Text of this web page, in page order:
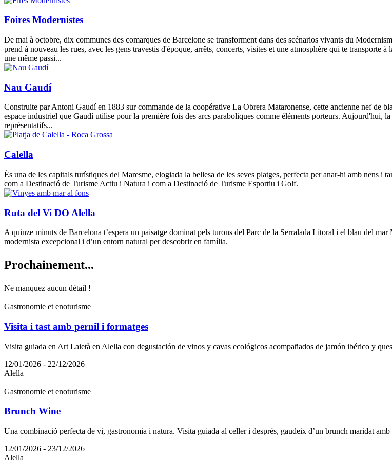
Foires Modernistes
De mai à octobre, dix communes des comarques de Barcelone se transforment dans des scénarios vivants du
prend à nouveau les rues, avec les gens travestis d'époque, arrêts, concerts, visites et une atmosphère qui te
une même passi...
Nau Gaudí
Construite par Antoni Gaudí en 1883 sur commande de la coopérative La Obrera Mataronense, cette ancienne nef de
espace industriel que Gaudí utilise pour la première fois des arcs paraboliques comme éléments porteurs.
représentatifs...
Calella
És una de les capitals turístiques del Maresme, elogiada la bellesa de les seves platges, perfecta per anar-hi amb
com a Destinació de Turisme Actiu i Natura i com a Destinació de Turisme Esportiu i Golf.
Ruta del Vi DO Alella
A quinze minuts de Barcelona t’espera un paisatge dominat pels turons del Parc de la Serralada Litoral i el blau del
modernista excepcional i d’un entorn natural per descobrir en família.
Prochainement...
Ne manquez aucun détail !
Gastronomie et enoturisme
Visita i tast amb pernil i formatges
Visita guiada en Art Laietà en Alella con degustación de vinos y cavas ecológicos acompañados de jamón ibérico y
12/01/2026 - 22/12/2026
Alella
Gastronomie et enoturisme
Brunch Wine
Una combinació perfecta de vi, gastronomia i natura. Visita guiada al celler i després, gaudeix d’un brunch maridat
12/01/2026 - 23/12/2026
Alella